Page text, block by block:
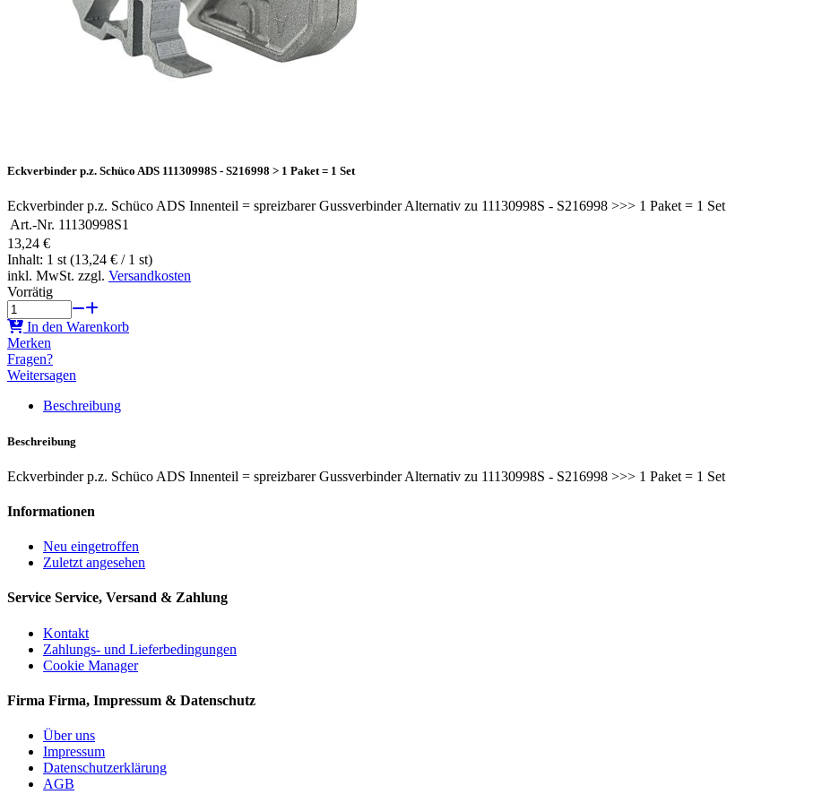
Eckverbinder p.z. Schüco ADS 11130998S - S216998 > 1 Paket = 1 Set
Eckverbinder p.z. Schüco ADS Innenteil = spreizbarer Gussverbinder Alternativ zu 11130998S - S216998 >>> 1 Paket = 1 Set
Art.-Nr. 11130998S1
13,24 €
Inhalt: 1 st (13,24 € / 1 st)
inkl. MwSt. zzgl. Versandkosten
Vorrätig
In den Warenkorb
Merken
Fragen?
Weitersagen
Beschreibung
Beschreibung
Eckverbinder p.z. Schüco ADS Innenteil = spreizbarer Gussverbinder Alternativ zu 11130998S - S216998 >>> 1 Paket = 1 Set
Informationen
Neu eingetroffen
Zuletzt angesehen
Service Service, Versand & Zahlung
Kontakt
Zahlungs- und Lieferbedingungen
Cookie Manager
Firma Firma, Impressum & Datenschutz
Über uns
Impressum
Datenschutzerklärung
AGB